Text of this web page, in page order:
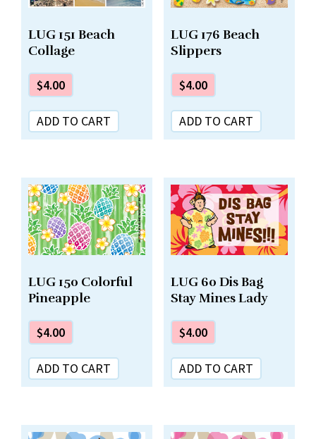
LUG 151 Beach
Collage
$4.00
ADD TO CART
LUG 176 Beach
Slippers
$4.00
ADD TO CART
LUG 150 Colorful
Pineapple
$4.00
ADD TO CART
LUG 60 Dis Bag
Stay Mines Lady
$4.00
ADD TO CART